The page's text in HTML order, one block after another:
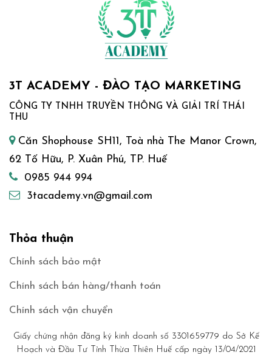
3T ACADEMY - ĐÀO TẠO MARKETING
CÔNG TY TNHH TRUYỀN THÔNG VÀ GIẢI TRÍ THÁI
THU
Căn Shophouse SH11, Toà nhà The Manor Crown,
62 Tố Hữu, P. Xuân Phú, TP. Huế
0985 944 994
3tacademy.vn@gmail.com
Thỏa thuận
Chính sách bảo mật
Chính sách bán hàng/thanh toán
Chính sách vận chuyển
Giấy chứng nhận đăng ký kinh doanh số 3301659779 do Sở Kế
Hoạch và Đầu Tư Tỉnh Thừa Thiên Huế cấp ngày 13/04/2021